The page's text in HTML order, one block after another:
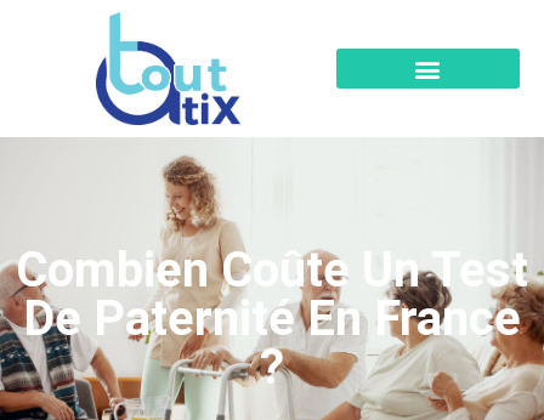
Combien Coûte Un Test
De Paternité En France
?